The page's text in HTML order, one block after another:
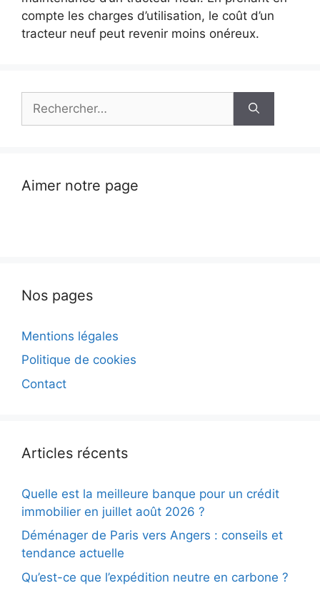
compte les charges d’utilisation, le coût d’un
tracteur neuf peut revenir moins onéreux.
Aimer notre page
Nos pages
Mentions légales
Politique de cookies
Contact
Articles récents
Quelle est la meilleure banque pour un crédit
immobilier en juillet août 2026 ?
Déménager de Paris vers Angers : conseils et
tendance actuelle
Qu’est-ce que l’expédition neutre en carbone ?